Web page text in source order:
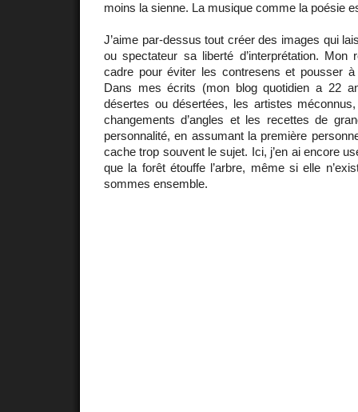
moins la sienne. La musique comme la poésie
J’aime par-dessus tout créer des images qui
ou spectateur sa liberté d’interprétation. Mon
cadre pour éviter les contresens et pousser
Dans mes écrits (mon blog quotidien a 22
désertes ou désertées, les artistes
changements d’angles et les recettes de
personnalité, en assumant la première
cache trop souvent le sujet. Ici, j’en ai encore
que la forêt étouffe l’arbre, même si elle
sommes ensemble.